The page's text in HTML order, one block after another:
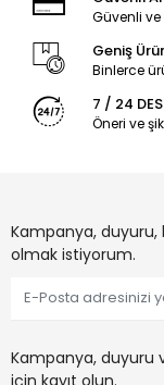
Güvenli
Geniş
Binlerce
7 / 24
Öneri ve
Kampanya,
olmak istiyorum.
Kampanya, duyuru
için kayıt olun.